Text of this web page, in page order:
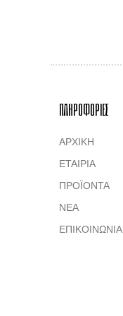
ΠΛΗΡΟΦΟΡΙΕΣ
ΑΡΧΙΚΗ
ΕΤΑΙΡΙΑ
ΠΡΟΪΟΝΤΑ
ΝΕΑ
ΕΠΙΚΟΙΝΩΝΙΑ